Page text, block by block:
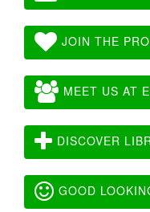
JOIN THE
MEET US AT
DISCOVER
GOOD